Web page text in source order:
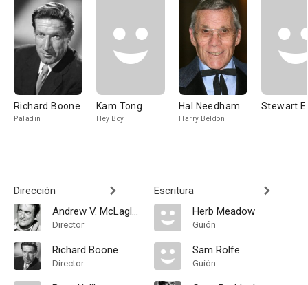
Richard Boone
Paladin
Kam Tong
Hey Boy
Hal Needham
Harry Beldon
Stewart
Dirección
Andrew V. McLaglen
Director
Richard Boone
Director
Escritura
Herb Meadow
Guión
Sam Rolfe
Guión